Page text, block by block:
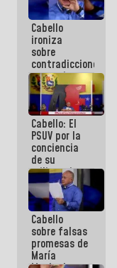
hazlo hoy
por que no
sabemos si
la semana
que viene
hay
programa
Cabello
ironiza
sobre
contradicciones
y mentiras
de María
Machado:
¡Créanle!
Cabello: El
PSUV por la
conciencia
de su
militancia
es la
organización
política más
sólida de
Venezuela
Cabello
sobre falsas
promesas de
María